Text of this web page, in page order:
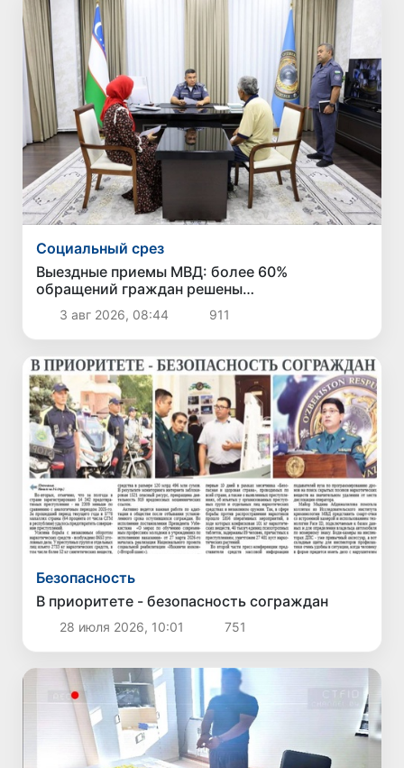
Социальный срез
Выездные приемы МВД: более 60%
обращений граждан решены
непосредственно в ходе приема
3 авг 2026, 08:44 911
Безопасность
В приоритете - безопасность сограждан
28 июля 2026, 10:01 751